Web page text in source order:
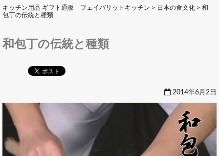
キッチン用品 ギフト通販｜フェイバリットキッチン > 日本の食文化 > 和
包丁の伝統と種類
和包丁の伝統と種類
2014年6月2日